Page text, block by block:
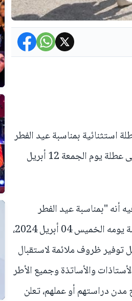
استثنائية بمناسبة عيد الفطر
المبارك، يستفيد منها جميع موظفي القطاع، وذلك بالاضافة إلى عطلة يوم الجمعة 12 أبريل
أنه "بمناسبة عيد الفطر
المبارك، وعطفا على البلاغ الصحفي الصادر عن رئاسة الحكومة يومه الخميس 04 أبريل 2024،
توفير ظروف ملائمة لاستقبال
والأساتذة وجميع الأطر
مدن دراستهم أو عملهم، تعلن